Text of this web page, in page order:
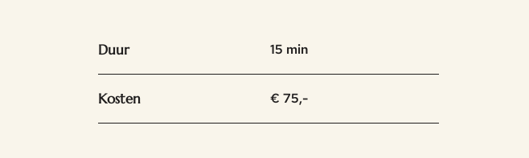
Duur 15 min
Kosten € 75,-